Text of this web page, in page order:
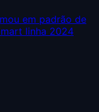
em padrão de
linha 2024